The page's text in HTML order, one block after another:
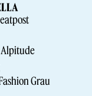
Grau